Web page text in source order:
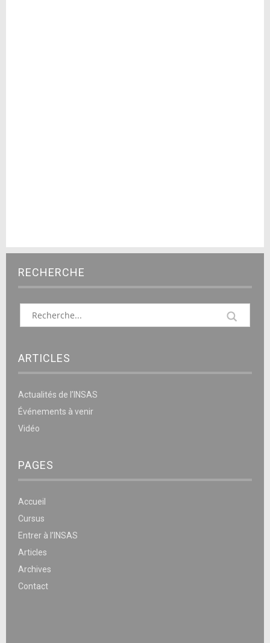
RECHERCHE
ARTICLES
Actualités de l’INSAS
Événements à venir
Vidéo
PAGES
Accueil
Cursus
Entrer à l’INSAS
Articles
Archives
Contact